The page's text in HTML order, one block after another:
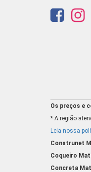
Os preços e
* A região
Leia nossa
Construnet
Coqueiro
Concreta